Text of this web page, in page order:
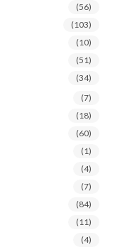
(56)
(103)
(10)
(51)
(34)
(7)
(18)
(60)
(1)
(4)
(7)
(84)
(11)
(4)